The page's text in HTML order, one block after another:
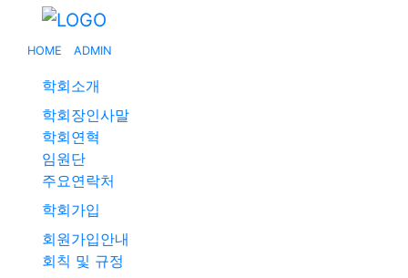
HOME ADMIN
학회소개
학회장인사말
학회연혁
임원단
주요연락처
학회가입
회원가입안내
회칙 및 규정